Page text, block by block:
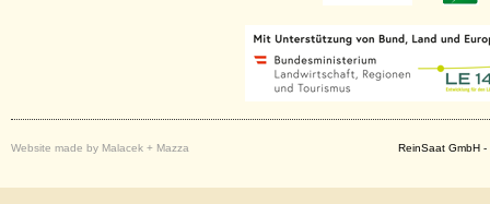
Website made by Malacek + Mazza ReinSaat GmbH